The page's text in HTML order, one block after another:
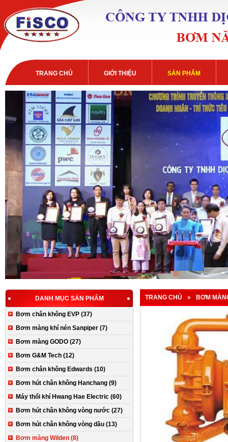
TRANG CHỦ GIỚI THIỆU SẢN PHẨM
DANH MỤC SẢN PHẨM
Bơm chân không EVP (37)
Bơm màng khí nén Sanpiper (7)
Bơm màng GODO (27)
Bơm G&M Tech (12)
Bơm chân không Edwards (10)
Bơm hút chân không Hanchang (9)
Máy thổi khí Hwang Hae Electric (60)
Bơm hút chân không vòng nước (27)
Bơm hút chân không vòng dầu (13)
Bơm màng Wilden (8)
TRANG CHỦ » BƠM